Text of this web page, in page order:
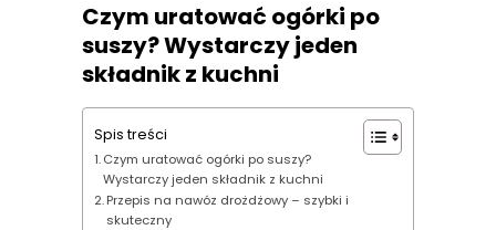
Czym uratować ogórki po
suszy? Wystarczy jeden
składnik z kuchni
Spis treści
Czym uratować ogórki po suszy?
Wystarczy jeden składnik z kuchni
Przepis na nawóz drożdżowy – szybki i
skuteczny